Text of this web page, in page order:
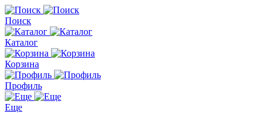
Поиск
Каталог
Корзина
Профиль
Еще